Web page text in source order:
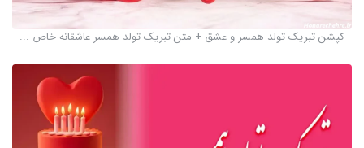
کپشن تبریک تولد همسر و عشق + متن تبریک تولد همسر عاشقانه خاص ...